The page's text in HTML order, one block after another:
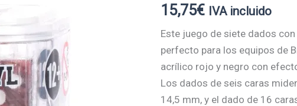
15,75€ IVA incluido
Este juego de siete dados
perfecto para los equipos de
acrílico rojo y negro con
Los dados de seis caras
14,5 mm, y el dado de 16